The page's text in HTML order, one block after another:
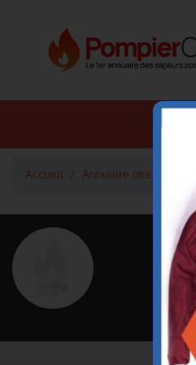
Accueil Annuaire des pompiers